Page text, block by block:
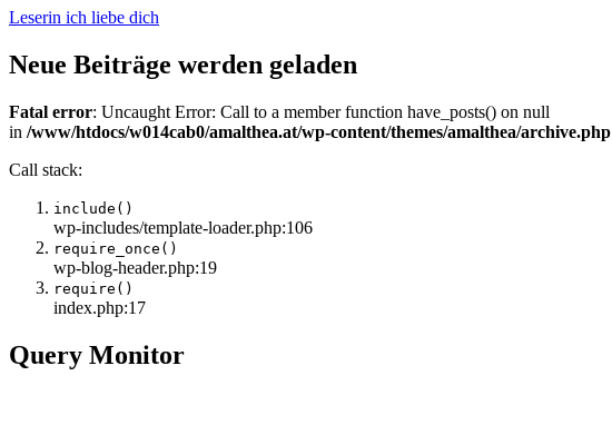
Leserin ich liebe dich
Neue Beiträge werden geladen
Fatal error: Uncaught Error: Call to a member function have_posts() on null
in /www/htdocs/w014cab0/amalthea.at/wp-content/themes/amalthea/archive.php
Call stack:
include()
wp-includes/template-loader.php:106
require_once()
wp-blog-header.php:19
require()
index.php:17
Query Monitor